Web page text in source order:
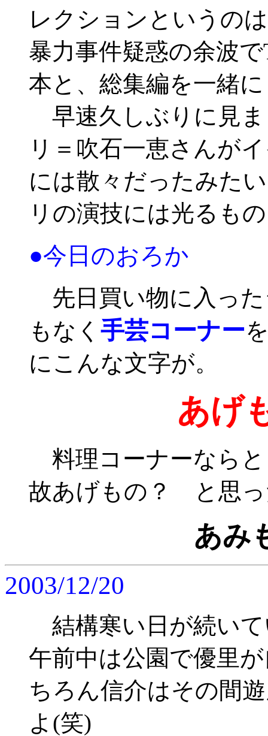
レクションというの
暴力事件疑惑の余波
本と、総集編を一緒
早速久しぶりに見
リ＝吹石一恵さんが
には散々だったみた
リの演技には光るも
●今日のおろか
先日買い物に入っ
もなく 手芸コーナー
にこんな文字が。
あげ
料理コーナーなら
故あげもの？ と思っ
あみ
2003/12/20
結構寒い日が続い
午前中は公園で優里
ちろん信介はその間
よ(笑)